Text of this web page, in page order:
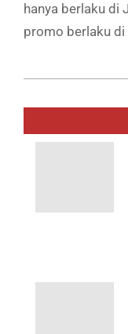
hanya berlaku di
promo berlaku di
05-